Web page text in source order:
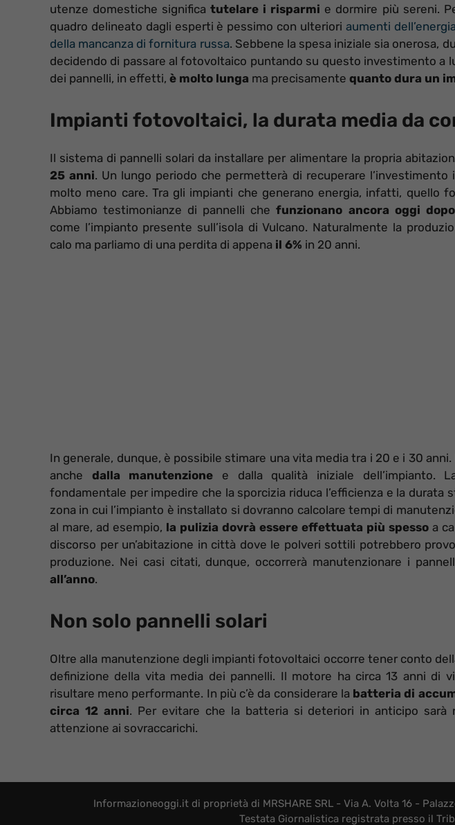
utenze domestiche significa tutelare i risparmi e dormire più sereni.
quadro delineato dagli esperti è pessimo con ulteriori aumenti
della mancanza di fornitura russa. Sebbene la spesa iniziale sia onerosa,
decidendo di passare al fotovoltaico puntando su questo investimento a
dei pannelli, in effetti, è molto lunga ma precisamente quanto dura un
Impianti fotovoltaici, la durata media da
Il sistema di pannelli solari da installare per alimentare la propria
25 anni. Un lungo periodo che permetterà di recuperare
molto meno care. Tra gli impianti che generano energia, infatti, quello
Abbiamo testimonianze di pannelli chefunzionano ancora oggi
come l’impianto presente sull’isola di Vulcano. Naturalmente la
calo ma parliamo di una perdita di appena il 6% in 20 anni.
In generale, dunque, è possibile stimare una vita media tra i 20 e i 30
anche dalla manutenzione e dalla qualità iniziale dell’impianto.
fondamentale per impedire che la sporcizia riduca l’efficienza e la durata
zona in cui l’impianto è installato si dovranno calcolare tempi di
al mare, ad esempio, la pulizia dovrà essere effettuata più spesso a
discorso per un’abitazione in città dove le polveri sottili potrebbero
produzione. Nei casi citati, dunque, occorrerà manutenzionare i
all’anno.
Non solo pannelli solari
Oltre alla manutenzione degli impianti fotovoltaici occorre tener conto
definizione della vita media dei pannelli. Il motore ha circa 13 anni di
risultare meno performante. In più c’è da considerare la batteria di
circa 12 anni. Per evitare che la batteria si deteriori in anticipo sarà
attenzione ai sovraccarichi.
Informazioneoggi.it di proprietà di MRSHARE SRL - Via A. Volta 16 -
Testata Giornalistica registrata presso il